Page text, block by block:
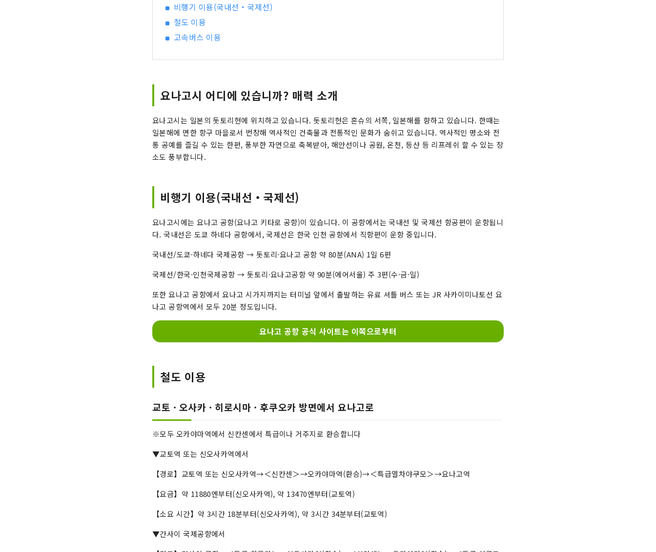
비행기 이용(국내선・국제선)
철도 이용
고속버스 이용
요나고시 어디에 있습니까? 매력 소개
요나고시는 일본의 돗토리현에 위치하고 있습니다. 돗토리현은 혼슈의 서쪽, 일본해를 향하고 있습니다. 한때는
일본해에 면한 항구 마을로서 번창해 역사적인 건축물과 전통적인 문화가 숨쉬고 있습니다. 역사적인 명소와 전
통 공예를 즐길 수 있는 한편, 풍부한 자연으로 축복받아, 해안선이나 공원, 온천, 등산 등 리프레쉬 할 수 있는 장
소도 풍부합니다.
비행기 이용(국내선・국제선)
요나고시에는 요나고 공항(요나고 키타로 공항)이 있습니다. 이 공항에서는 국내선 및 국제선 항공편이 운항됩니
다. 국내선은 도쿄 하네다 공항에서, 국제선은 한국 인천 공항에서 직항편이 운항 중입니다.
국내선/도쿄·하네다 국제공항 → 돗토리·요나고 공항 약 80분(ANA) 1일 6편
국제선/한국·인천국제공항 → 돗토리·요나고공항 약 90분(에어서울) 주 3편(수·금·일)
또한 요나고 공항에서 요나고 시가지까지는 터미널 앞에서 출발하는 유료 셔틀 버스 또는 JR 사카이미나토선 요
나고 공항역에서 모두 20분 정도입니다.
요나고 공항 공식 사이트는 이쪽으로부터
철도 이용
교토 · 오사카 · 히로시마 · 후쿠오카 방면에서 요나고로
※모두 오카야마역에서 신칸센에서 특급이나 거주지로 환승합니다
▼교토역 또는 신오사카역에서
【경로】교토역 또는 신오사카역→＜신칸센＞→오카야마역(환승)→＜특급열차야쿠모＞→요나고역
【요금】약 11880엔부터(신오사카역), 약 13470엔부터(교토역)
【소요 시간】약 3시간 18분부터(신오사카역), 약 3시간 34분부터(교토역)
▼간사이 국제공항에서